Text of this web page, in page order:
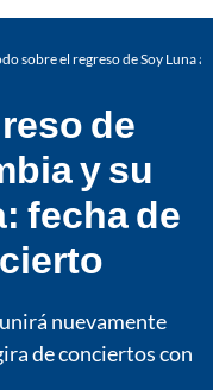
sobre el regreso de Soy Luna
de
y su
fecha de
nuevamente
de conciertos con